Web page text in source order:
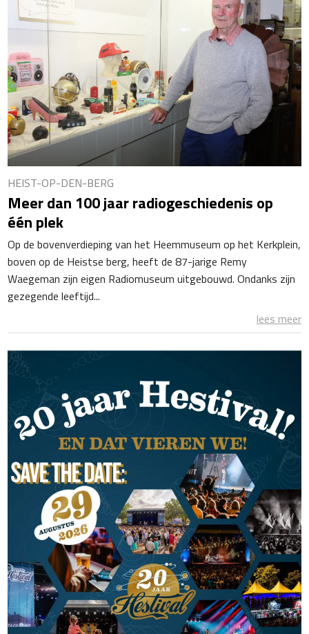
HEIST-OP-DEN-BERG
Meer dan 100 jaar radiogeschiedenis op
één plek
Op de bovenverdieping van het Heemmuseum op het Kerkplein,
boven op de Heistse berg, heeft de 87-jarige Remy
Waegeman zijn eigen Radiomuseum uitgebouwd. Ondanks zijn
gezegende leeftijd...
lees meer